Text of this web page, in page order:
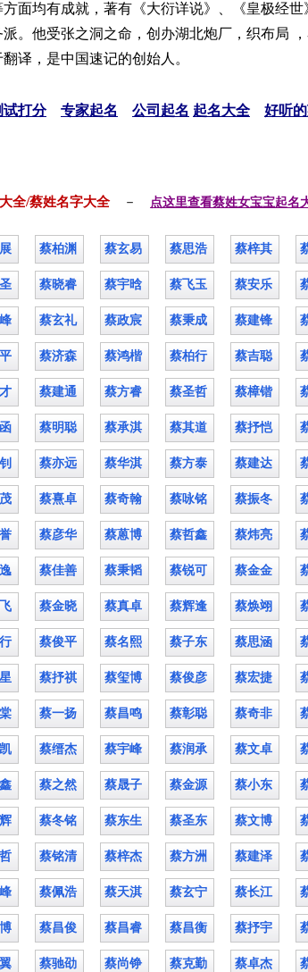
面均有成就，著有《大衍详说》、《皇极经世
。他受张之洞之命，创办湖北炮厂，织布局
译，是中国速记的创始人。
试打分 专家起名 公司起名 起名大全 好听
全/蔡姓名字大全－ 点这里查看蔡姓女宝宝起名
蔡柏渊 蔡玄易 蔡思浩 蔡梓其
蔡晓睿 蔡宇晗 蔡飞玉 蔡安乐
蔡玄礼 蔡政宸 蔡秉成 蔡建锋
蔡济森 蔡鸿楷 蔡柏行 蔡吉聪
蔡建通 蔡方睿 蔡圣哲 蔡樟锴
蔡明聪 蔡承淇 蔡其道 蔡抒恺
蔡亦远 蔡华淇 蔡方泰 蔡建达
蔡熹卓 蔡奇翰 蔡咏铭 蔡振冬
蔡彦华 蔡蒽博 蔡哲鑫 蔡炜亮
蔡佳善 蔡秉韬 蔡锐可 蔡金金
蔡金晓 蔡真卓 蔡辉逢 蔡焕翊
蔡俊平 蔡名熙 蔡子东 蔡思涵
蔡抒祺 蔡玺博 蔡俊彦 蔡宏捷
蔡一扬 蔡昌鸣 蔡彰聪 蔡奇非
蔡缙杰 蔡宇峰 蔡润承 蔡文卓
蔡之然 蔡晟子 蔡金源 蔡小东
蔡冬铭 蔡东生 蔡圣东 蔡文博
蔡铭清 蔡梓杰 蔡方洲 蔡建泽
蔡佩浩 蔡天淇 蔡玄宁 蔡长江
蔡昌俊 蔡昌睿 蔡昌衡 蔡抒宇
蔡驰劭 蔡尚铮 蔡克勤 蔡卓杰